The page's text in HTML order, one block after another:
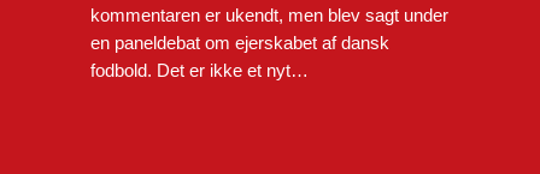
kommentaren er ukendt, men blev sagt under
en paneldebat om ejerskabet af dansk
fodbold. Det er ikke et nyt…